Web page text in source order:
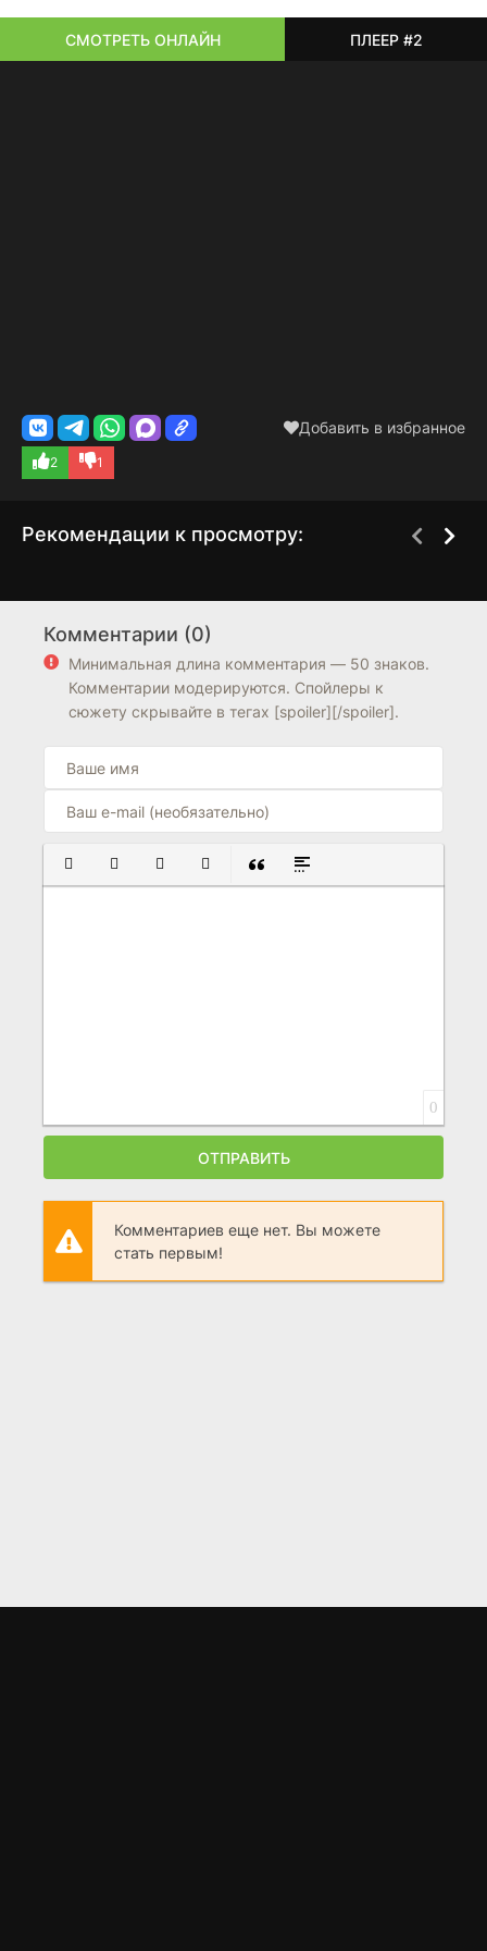
СМОТРЕТЬ ОНЛАЙН ПЛЕЕР #2
Добавить в избранное
2 1
Рекомендации к просмотру:
7.1 7.2
Комментарии (0)
Минимальная длина комментария — 50 знаков.
Комментарии модерируются. Спойлеры к
сюжету скрывайте в тегах [spoiler][/spoiler].
ПОЛУЖИРНЫЙ
КУРСИВПОДЧЕРКНУТЫЙ
ЗАЧЕРКНУТЫЙ
ВСТАВКА ЦИТАТЫ
ВСТАВКА СПОЙЛЕРА
0
ОТПРАВИТЬ
Комментариев еще нет. Вы можете
стать первым!